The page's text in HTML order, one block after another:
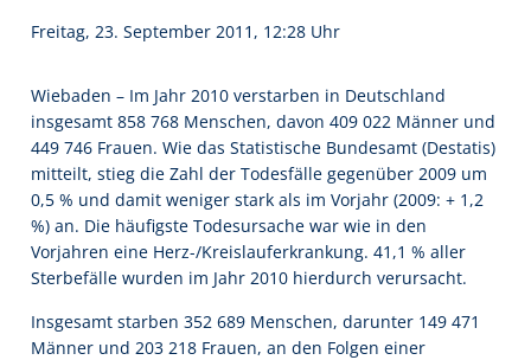
Freitag, 23. September 2011, 12:28 Uhr
Wiebaden – Im Jahr 2010 verstarben in Deutschland
insgesamt 858 768 Menschen, davon 409 022 Männer und
449 746 Frauen. Wie das Statistische Bundesamt (Destatis)
mitteilt, stieg die Zahl der Todesfälle gegenüber 2009 um
0,5 % und damit weniger stark als im Vorjahr (2009: + 1,2
%) an. Die häufigste Todesursache war wie in den
Vorjahren eine Herz-/Kreislauferkrankung. 41,1 % aller
Sterbefälle wurden im Jahr 2010 hierdurch verursacht.
Insgesamt starben 352 689 Menschen, darunter 149 471
Männer und 203 218 Frauen, an den Folgen einer